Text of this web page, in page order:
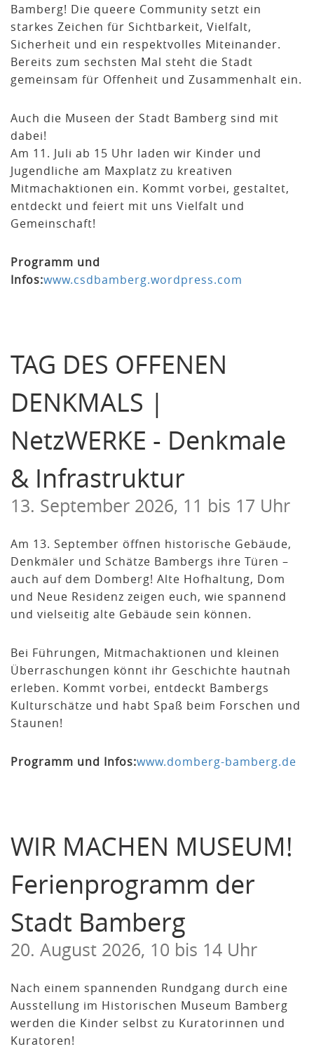
Bamberg! Die queere Community setzt ein
starkes Zeichen für Sichtbarkeit, Vielfalt,
Sicherheit und ein respektvolles Miteinander.
Bereits zum sechsten Mal steht die Stadt
gemeinsam für Offenheit und Zusammenhalt ein.
Auch die Museen der Stadt Bamberg sind mit
dabei!
Am 11. Juli ab 15 Uhr laden wir Kinder und
Jugendliche am Maxplatz zu kreativen
Mitmachaktionen ein. Kommt vorbei, gestaltet,
entdeckt und feiert mit uns Vielfalt und
Gemeinschaft!
Programm und
Infos:www.csdbamberg.wordpress.com
TAG DES OFFENEN
DENKMALS |
NetzWERKE - Denkmale
& Infrastruktur
13. September 2026, 11 bis 17 Uhr
Am 13. September öffnen historische Gebäude,
Denkmäler und Schätze Bambergs ihre Türen –
auch auf dem Domberg! Alte Hofhaltung, Dom
und Neue Residenz zeigen euch, wie spannend
und vielseitig alte Gebäude sein können.
Bei Führungen, Mitmachaktionen und kleinen
Überraschungen könnt ihr Geschichte hautnah
erleben. Kommt vorbei, entdeckt Bambergs
Kulturschätze und habt Spaß beim Forschen und
Staunen!
Programm und Infos:www.domberg-bamberg.de
WIR MACHEN MUSEUM!
Ferienprogramm der
Stadt Bamberg
20. August 2026, 10 bis 14 Uhr
Nach einem spannenden Rundgang durch eine
Ausstellung im Historischen Museum Bamberg
werden die Kinder selbst zu Kuratorinnen und
Kuratoren!